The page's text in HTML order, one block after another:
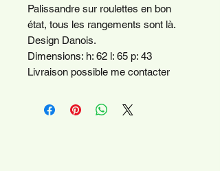
Palissandre sur roulettes en bon
état, tous les rangements sont là.
Design Danois.
Dimensions: h: 62 l: 65 p: 43
Livraison possible me contacter